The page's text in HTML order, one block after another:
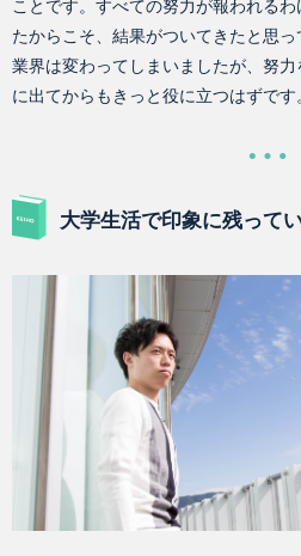
ことです。すべての努力が報われる
たからこそ、結果がついてきたと思
業界は変わってしまいましたが、努
に出てからもきっと役に立つはずです
大学生活で印象に残って